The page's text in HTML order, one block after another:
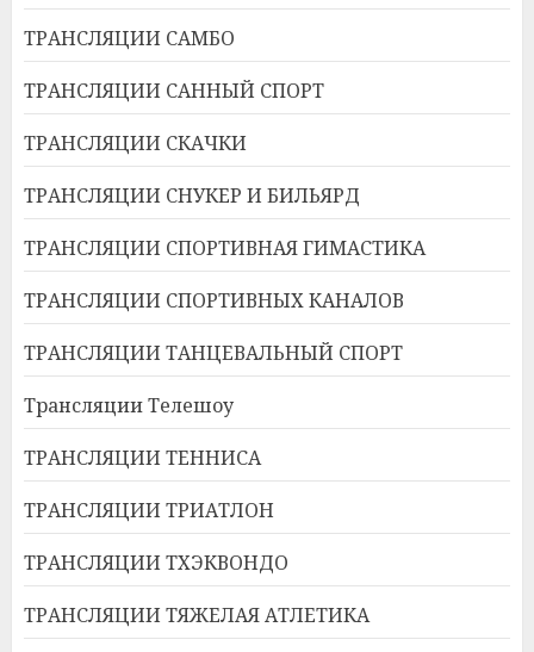
ТРАНСЛЯЦИИ САМБО
ТРАНСЛЯЦИИ САННЫЙ СПОРТ
ТРАНСЛЯЦИИ СКАЧКИ
ТРАНСЛЯЦИИ СНУКЕР И БИЛЬЯРД
ТРАНСЛЯЦИИ СПОРТИВНАЯ ГИМАСТИКА
ТРАНСЛЯЦИИ СПОРТИВНЫХ КАНАЛОВ
ТРАНСЛЯЦИИ ТАНЦЕВАЛЬНЫЙ СПОРТ
Трансляции Телешоу
ТРАНСЛЯЦИИ ТЕННИСА
ТРАНСЛЯЦИИ ТРИАТЛОН
ТРАНСЛЯЦИИ ТХЭКВОНДО
ТРАНСЛЯЦИИ ТЯЖЕЛАЯ АТЛЕТИКА